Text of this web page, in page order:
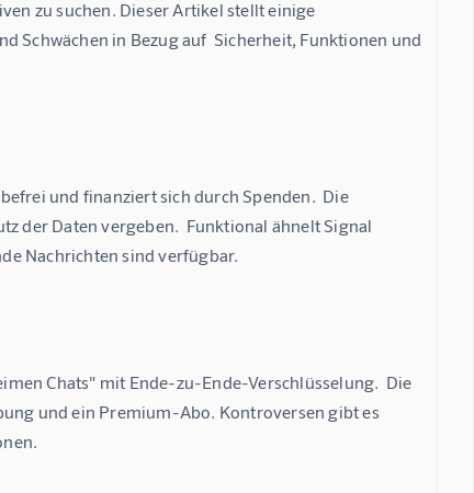
zu suchen. Dieser Artikel stellt einige
Schwächen in Bezug auf  Sicherheit, Funktionen und
und finanziert sich durch Spenden.  Die
der Daten vergeben.  Funktional ähnelt Signal
Nachrichten sind verfügbar.
Chats" mit Ende-zu-Ende-Verschlüsselung.  Die
und ein Premium-Abo. Kontroversen gibt es